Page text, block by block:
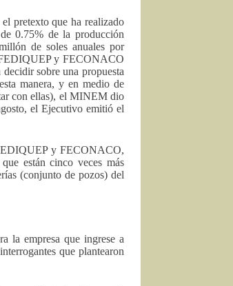
pretexto que ha realizado
0.75% de la producción
de soles anuales por
y FECONACO
sobre una propuesta
manera, y en medio de
con ellas), el MINEM dio
el Ejecutivo emitió el
y FECONACO,
están cinco veces más
(conjunto de pozos) del
la empresa que ingrese a
que plantearon